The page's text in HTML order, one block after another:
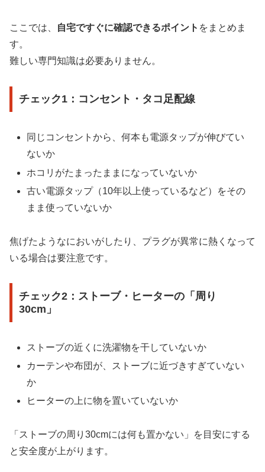
ここでは、 自宅ですぐに確認できるポイント をまとめま
す。
難しい専門知識は必要ありません。
チェック1：コンセント・タコ足配線
同じコンセントから、何本も電源タップが伸びてい
ないか
ホコリがたまったままになっていないか
古い電源タップ（10年以上使っているなど）をその
まま使っていないか
焦げたようなにおいがしたり、プラグが異常に熱くなって
いる場合は要注意です。
チェック2：ストーブ・ヒーターの「周り
30cm」
ストーブの近くに洗濯物を干していないか
カーテンや布団が、ストーブに近づきすぎていない
か
ヒーターの上に物を置いていないか
「ストーブの周り30cmには何も置かない」を目安にする
と安全度が上がります。